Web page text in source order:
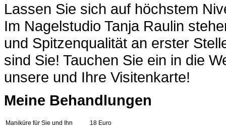
Lassen Sie sich auf höchstem
Im Nagelstudio Tanja Raulin
und Spitzenqualität an erster
sind Sie! Tauchen Sie ein in die
unsere und Ihre Visitenkarte!
Meine Behandlungen
Maniküre für Sie und Ihn 18 Euro